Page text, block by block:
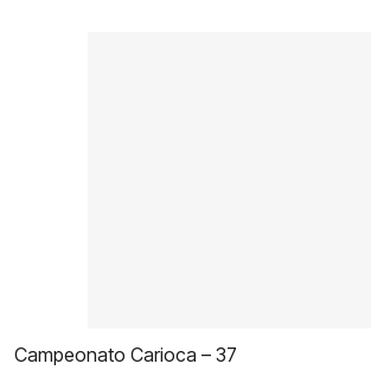
Campeonato Carioca – 37